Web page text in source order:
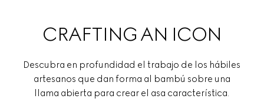
CRAFTING AN ICON
Descubra en profundidad el trabajo de los hábiles
artesanos que dan forma al bambú sobre una
llama abierta para crear el asa característica.